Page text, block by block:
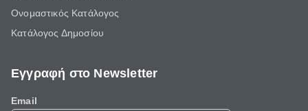
Ονομαστικός Κατάλογος
Κατάλογος Δημοσίου
Εγγραφή στο Newsletter
Email